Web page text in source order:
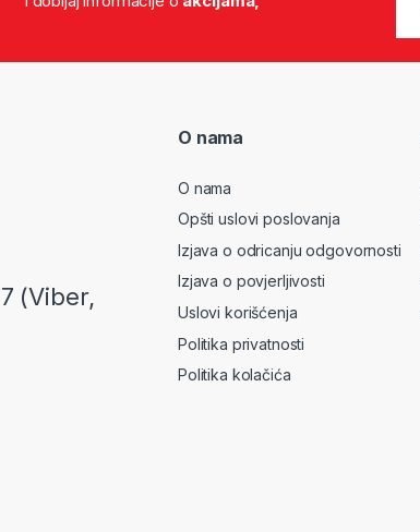
(Viber,
O nama
O nama
Opšti uslovi poslovanja
Izjava o odricanju odgovornosti
Izjava o povjerljivosti
Uslovi korišćenja
Politika privatnosti
Politika kolačića